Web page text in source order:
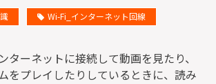
Wi-Fi_インターネット回線
ターネットに接続して動画を見たり、
をプレイしたりしているときに、読み